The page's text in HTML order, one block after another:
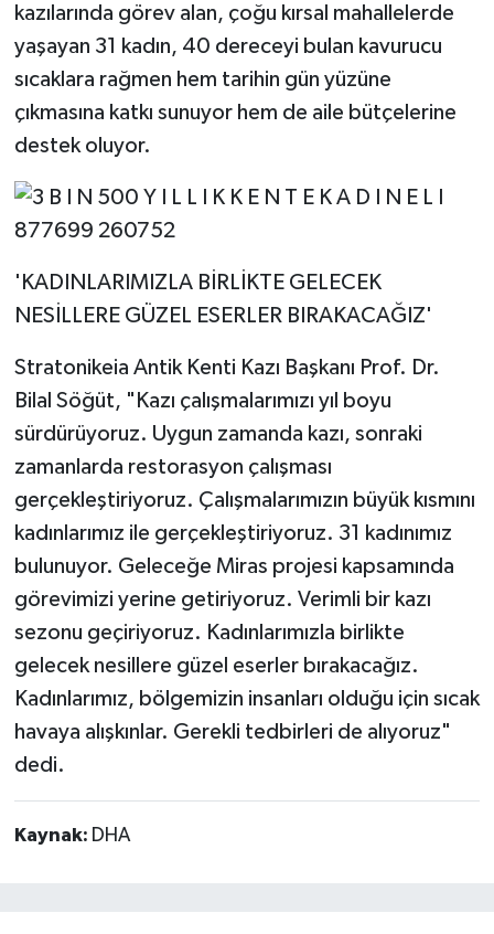
kazılarında görev alan, çoğu kırsal mahallelerde
yaşayan 31 kadın, 40 dereceyi bulan kavurucu
sıcaklara rağmen hem tarihin gün yüzüne
çıkmasına katkı sunuyor hem de aile bütçelerine
destek oluyor.
'KADINLARIMIZLA BİRLİKTE GELECEK
NESİLLERE GÜZEL ESERLER BIRAKACAĞIZ'
Stratonikeia Antik Kenti Kazı Başkanı Prof. Dr.
Bilal Söğüt, "Kazı çalışmalarımızı yıl boyu
sürdürüyoruz. Uygun zamanda kazı, sonraki
zamanlarda restorasyon çalışması
gerçekleştiriyoruz. Çalışmalarımızın büyük kısmını
kadınlarımız ile gerçekleştiriyoruz. 31 kadınımız
bulunuyor. Geleceğe Miras projesi kapsamında
görevimizi yerine getiriyoruz. Verimli bir kazı
sezonu geçiriyoruz. Kadınlarımızla birlikte
gelecek nesillere güzel eserler bırakacağız.
Kadınlarımız, bölgemizin insanları olduğu için sıcak
havaya alışkınlar. Gerekli tedbirleri de alıyoruz"
dedi.
Kaynak: DHA